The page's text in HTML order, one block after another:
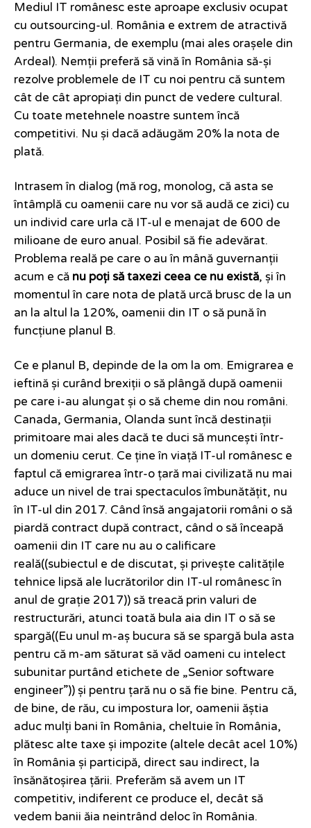
Mediul IT românesc este aproape exclusiv ocupat
cu outsourcing-ul. România e extrem de atractivă
pentru Germania, de exemplu (mai ales orașele din
Ardeal). Nemții preferă să vină în România să-și
rezolve problemele de IT cu noi pentru că suntem
cât de cât apropiați din punct de vedere cultural.
Cu toate metehnele noastre suntem încă
competitivi. Nu și dacă adăugăm 20% la nota de
plată.
Intrasem în dialog (mă rog, monolog, că asta se
întâmplă cu oamenii care nu vor să audă ce zici) cu
un individ care urla că IT-ul e menajat de 600 de
milioane de euro anual. Posibil să fie adevărat.
Problema reală pe care o au în mână guvernanții
acum e că nu poți să taxezi ceea ce nu există, și în
momentul în care nota de plată urcă brusc de la un
an la altul la 120%, oamenii din IT o să pună în
funcțiune planul B.
Ce e planul B, depinde de la om la om. Emigrarea e
ieftină și curând brexiții o să plângă după oamenii
pe care i-au alungat și o să cheme din nou români.
Canada, Germania, Olanda sunt încă destinații
primitoare mai ales dacă te duci să muncești într-
un domeniu cerut. Ce ține în viață IT-ul românesc e
faptul că emigrarea într-o țară mai civilizată nu mai
aduce un nivel de trai spectaculos îmbunătățit, nu
în IT-ul din 2017. Când însă angajatorii români o să
piardă contract după contract, când o să înceapă
oamenii din IT care nu au o calificare
reală((subiectul e de discutat, și privește calitățile
tehnice lipsă ale lucrătorilor din IT-ul românesc în
anul de grație 2017)) să treacă prin valuri de
restructurări, atunci toată bula aia din IT o să se
spargă((Eu unul m-aș bucura să se spargă bula asta
pentru că m-am săturat să văd oameni cu intelect
subunitar purtând etichete de „Senior software
engineer”)) și pentru țară nu o să fie bine. Pentru că,
de bine, de rău, cu impostura lor, oamenii ăștia
aduc mulți bani în România, cheltuie în România,
plătesc alte taxe și impozite (altele decât acel 10%)
în România și participă, direct sau indirect, la
însănătoșirea țării. Preferăm să avem un IT
competitiv, indiferent ce produce el, decât să
vedem banii ăia neintrând deloc în România.